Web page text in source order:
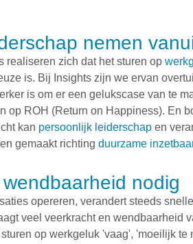
nemen
realiseren zich dat het sturen op
is. Bij Insights zijn we ervan
is om er een gelukscase van te
op ROH (Return on Happiness). En
kan persoonlijk leiderschap en
gemaakt richting duurzame
nodig
opereren, verandert steeds
veel veerkracht en wendbaarheid
op werkgeluk 'vaag', 'moeilijk